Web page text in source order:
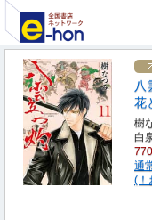
花
樹
白
通
(！